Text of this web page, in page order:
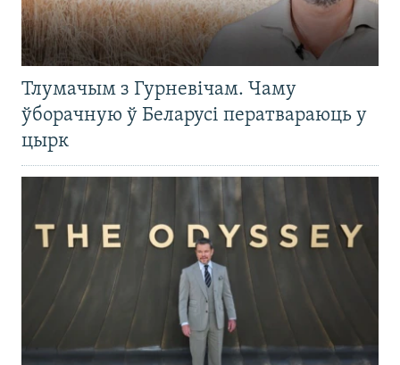
Тлумачым з Гурневічам. Чаму
ўборачную ў Беларусі ператвараюць у
цырк